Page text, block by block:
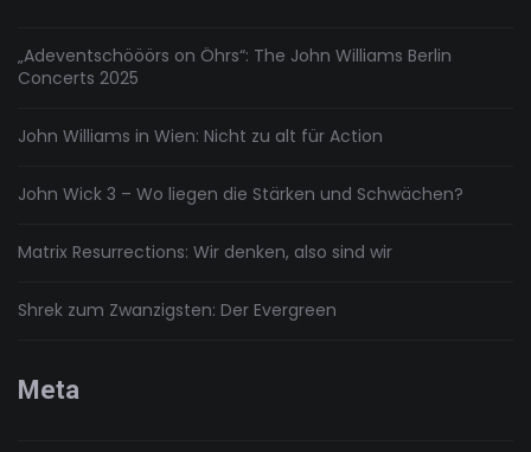
„Adeventschööörs on Öhrs“: The John Williams Berlin
Concerts 2025
John Williams in Wien: Nicht zu alt für Action
John Wick 3 – Wo liegen die Stärken und Schwächen?
Matrix Resurrections: Wir denken, also sind wir
Shrek zum Zwanzigsten: Der Evergreen
Meta